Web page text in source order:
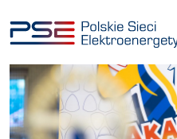
do
menu
do
treści